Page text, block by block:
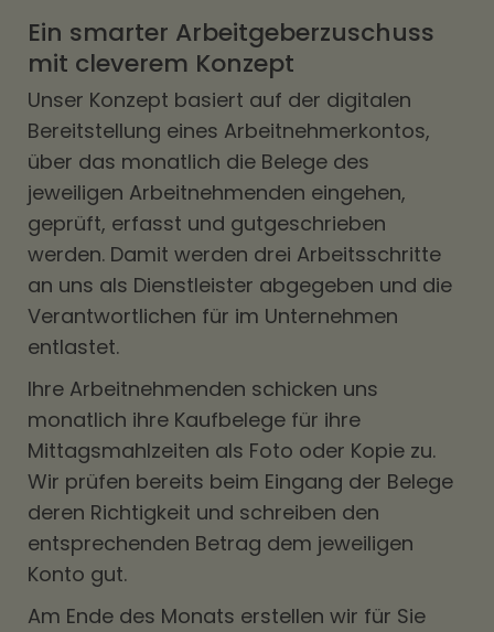
Ein smarter Arbeitgeberzuschuss
mit cleverem Konzept
Unser Konzept basiert auf der digitalen
Bereitstellung eines Arbeitnehmerkontos,
über das monatlich die Belege des
jeweiligen Arbeitnehmenden eingehen,
geprüft, erfasst und gutgeschrieben
werden. Damit werden drei Arbeitsschritte
an uns als Dienstleister abgegeben und die
Verantwortlichen für im Unternehmen
entlastet.
Ihre Arbeitnehmenden schicken uns
monatlich ihre Kaufbelege für ihre
Mittagsmahlzeiten als Foto oder Kopie zu.
Wir prüfen bereits beim Eingang der Belege
deren Richtigkeit und schreiben den
entsprechenden Betrag dem jeweiligen
Konto gut.
Am Ende des Monats erstellen wir für Sie